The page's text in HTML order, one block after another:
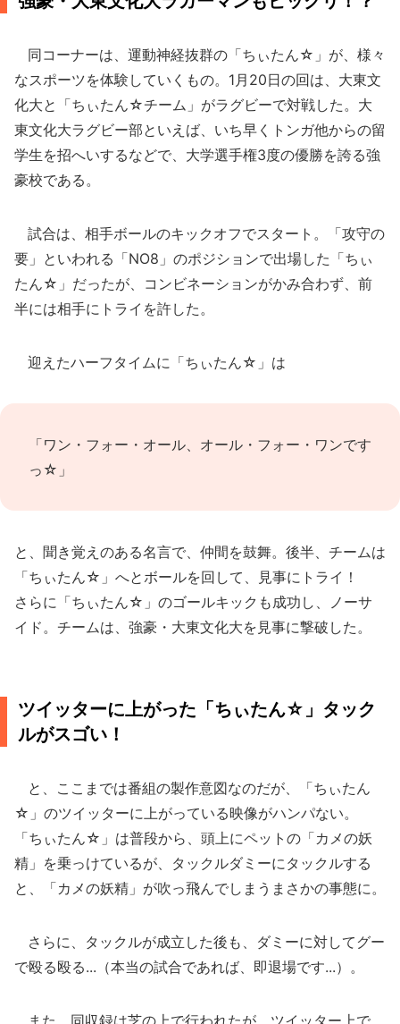
同コーナーは、運動神経抜群の「ちぃたん☆」が、様々
なスポーツを体験していくもの。1月20日の回は、大東文
化大と「ちぃたん☆チーム」がラグビーで対戦した。大
東文化大ラグビー部といえば、いち早くトンガ他からの留
学生を招へいするなどで、大学選手権3度の優勝を誇る強
豪校である。
試合は、相手ボールのキックオフでスタート。「攻守の
要」といわれる「NO8」のポジションで出場した「ちぃ
たん☆」だったが、コンビネーションがかみ合わず、前
半には相手にトライを許した。
迎えたハーフタイムに「ちぃたん☆」は
「ワン・フォー・オール、オール・フォー・ワンです
っ☆」
と、聞き覚えのある名言で、仲間を鼓舞。後半、チームは
「ちぃたん☆」へとボールを回して、見事にトライ！
さらに「ちぃたん☆」のゴールキックも成功し、ノーサ
イド。チームは、強豪・大東文化大を見事に撃破した。
ツイッターに上がった「ちぃたん☆」タック
ルがスゴい！
と、ここまでは番組の製作意図なのだが、「ちぃたん
☆」のツイッターに上がっている映像がハンパない。
「ちぃたん☆」は普段から、頭上にペットの「カメの妖
精」を乗っけているが、タックルダミーにタックルする
と、「カメの妖精」が吹っ飛んでしまうまさかの事態に。
さらに、タックルが成立した後も、ダミーに対してグー
で殴る殴る...（本当の試合であれば、即退場です...）。
また、同収録は芝の上で行われたが、ツイッター上で